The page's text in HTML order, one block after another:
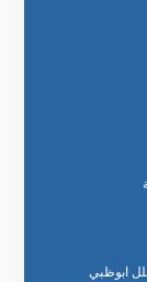
ابوظبي